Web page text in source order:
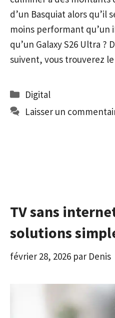
d’un Basquiat alors
moins performant qu’un
qu’un Galaxy S26 Ultra ?
suivent, vous trouverez
Catégories
Digital
Laisser un
TV sans
solutions
février 28, 2026 par Denis